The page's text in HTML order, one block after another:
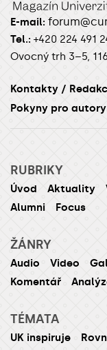
E-mail:
Tel.: +420 224 491
Ovocný trh 3–5,
Kontakty /
Pokyny pro autory
RUBRIKY
Úvod Aktuality
Alumni
Focus
ŽÁNRY
Audio Video
Komentář
TÉMATA
UK inspiruje